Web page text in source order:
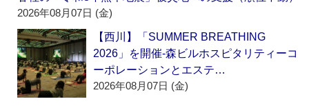
2026年08月07日 (金)
【西川】「SUMMER BREATHING
2026」を開催‐森ビルホスピタリティーコ
ーポレーションとエステ…
2026年08月07日 (金)